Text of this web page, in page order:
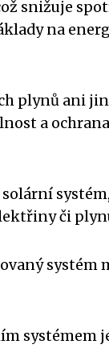
snižuje
na
plynů ani
a ochrana
či
systém
systémem